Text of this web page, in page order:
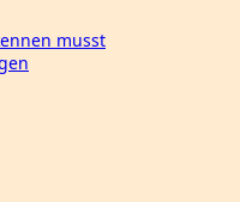
musst